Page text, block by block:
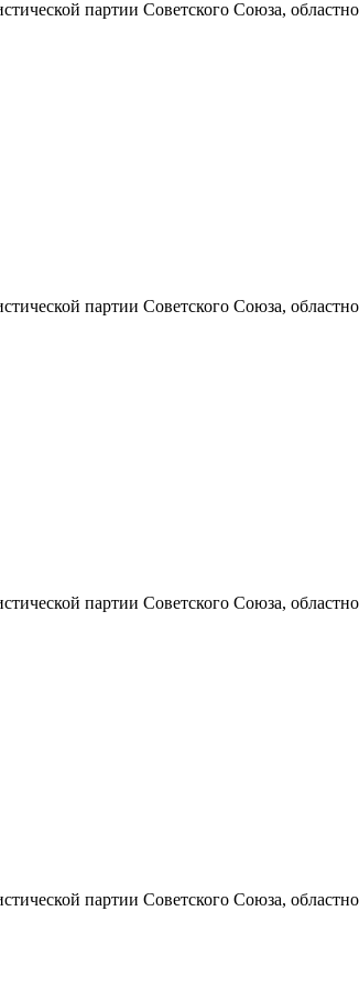
партии Советского Союза,
партии Советского Союза,
партии Советского Союза,
партии Советского Союза,